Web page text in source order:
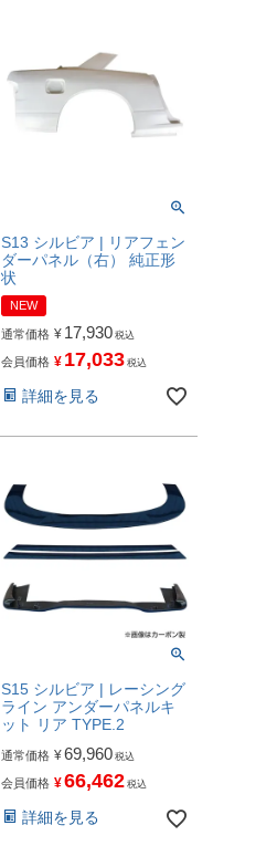
S13 シルビア | リアフェン
ダーパネル（右） 純正形
状
NEW
通常価格 ¥ 17,930 税込
会員価格 ¥ 17,033 税込
詳細を見る
S15 シルビア | レーシング
ライン アンダーパネルキ
ット リア TYPE.2
通常価格 ¥69,960 税込
会員価格 ¥66,462 税込
詳細を見る